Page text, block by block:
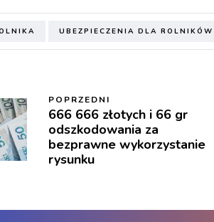
UBEZPIECZENIA DLA ROLNIKÓW
POPRZEDNI
666 666 złotych i 66 gr
odszkodowania za
bezprawne wykorzystanie
rysunku